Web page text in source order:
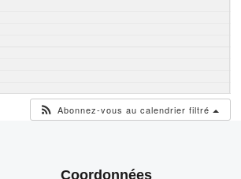
Abonnez-vous au calendrier filtré
Coordonnées